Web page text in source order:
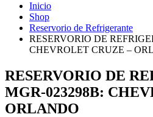
Inicio
Shop
Reservorio de Refrigerante
RESERVORIO DE
CHEVROLET CRUZE –
RESERVORIO DE
MGR-023298B:
ORLANDO